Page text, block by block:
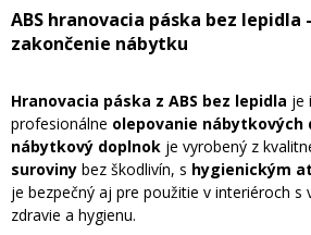
ABS hranovacia páska bez lepidla
zakončenie nábytku
Hranovacia páska z ABS bez lepidla je
profesionálne olepovanie nábytkových
nábytkový doplnok je vyrobený z
suroviny bez škodlivín, s hygienickým
je bezpečný aj pre použitie v interiéroch s
zdravie a hygienu.